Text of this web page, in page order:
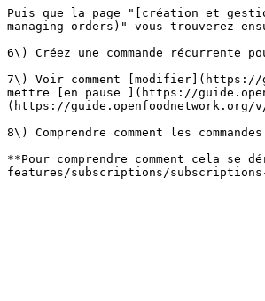
Puis que la page "[création et
managing-orders)" vous trouverez
6\) Créez une commande récurrente
7\) Voir comment [modifier](https://
mettre [en pause ](https://
(https://guide.openfoodnetwork.org/
8\) Comprendre comment les
**Pour comprendre comment cela